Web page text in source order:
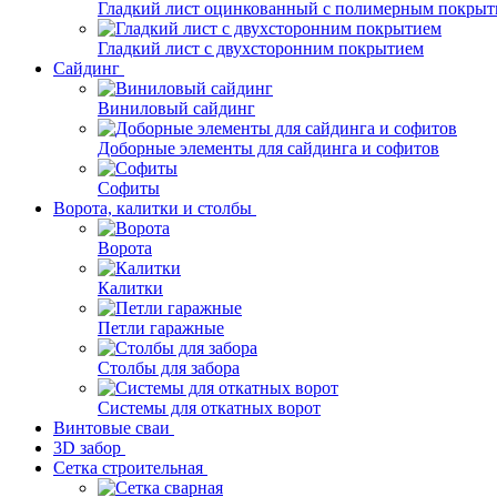
Гладкий лист оцинкованный с полимерным
Гладкий лист с двухсторонним покрытием
Сайдинг
Виниловый сайдинг
Доборные элементы для сайдинга и софитов
Софиты
Ворота, калитки и столбы
Ворота
Калитки
Петли гаражные
Столбы для забора
Системы для откатных ворот
Винтовые сваи
3D забор
Сетка строительная